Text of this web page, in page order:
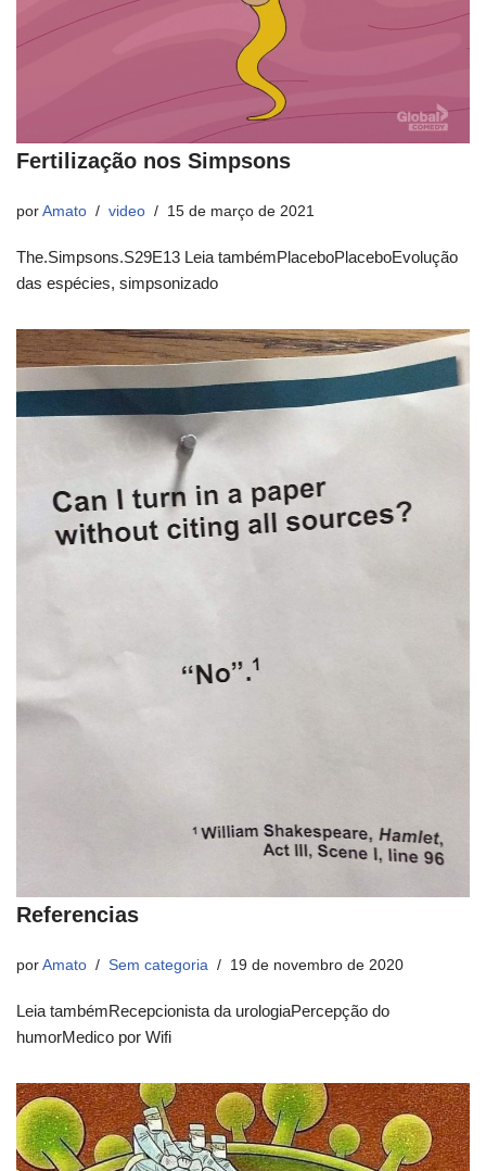
Fertilização nos Simpsons
por Amato video 15 de março de 2021
The.Simpsons.S29E13 Leia tambémPlaceboPlaceboEvolução
das espécies, simpsonizado
Referencias
por Amato Sem categoria 19 de novembro de 2020
Leia tambémRecepcionista da urologiaPercepção do
humorMedico por Wifi